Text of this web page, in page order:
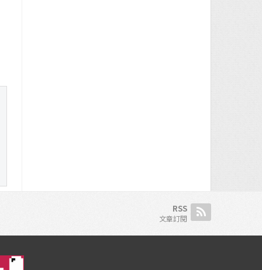
RSS
文章訂閱